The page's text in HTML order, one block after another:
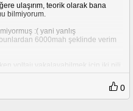
gördüm, montajını yaptım ama
taktığı direncin renk kodları
ulaşırım, teorik olarak bana
bilmiyorum.
:( yani yanlış
6000mah şeklinde verim
mah'lık yol ilerleyebiliyoruz,
daha uzun yol gitmesini
0